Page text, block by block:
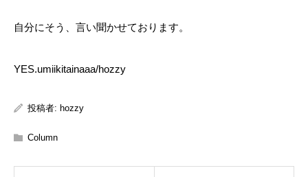
自分にそう、言い聞かせております。
YES.umiikitainaaa/hozzy
投稿者: hozzy
Column